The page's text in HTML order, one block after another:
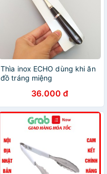
Thìa inox ECHO dùng khi ăn
đồ tráng miệng
36.000 đ